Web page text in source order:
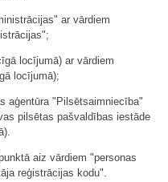
ar vārdiem
locījumā) ar vārdiem
locījumā);
aģentūra "Pilsētsaimniecība"
pilsētas pašvaldības iestāde
aiz vārdiem "personas
reģistrācijas kodu".